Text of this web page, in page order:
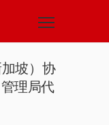
坡）协
理局代